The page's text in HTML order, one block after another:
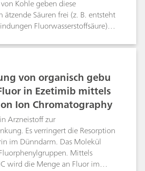
der Quarzwolle abgefangen und
gar nicht das
erreichen.Stichwort:
Kohle geben diese
ätzende Säuren frei (z. B. entsteht
Fluorwasserstoffsäure).
Fluorgehalt aufweist, um eine
von
zu verhindern. In dieser
wird wird die Bestimmung des
Ionenchromatographie
beschrieben.
von organisch gebu
in Ezetimib mittels
Ion Chromatography
Arzneistoff zur
Es verringert die Resorption
im Dünndarm. Das Molekül
Mittels
wird die Menge an Fluor im